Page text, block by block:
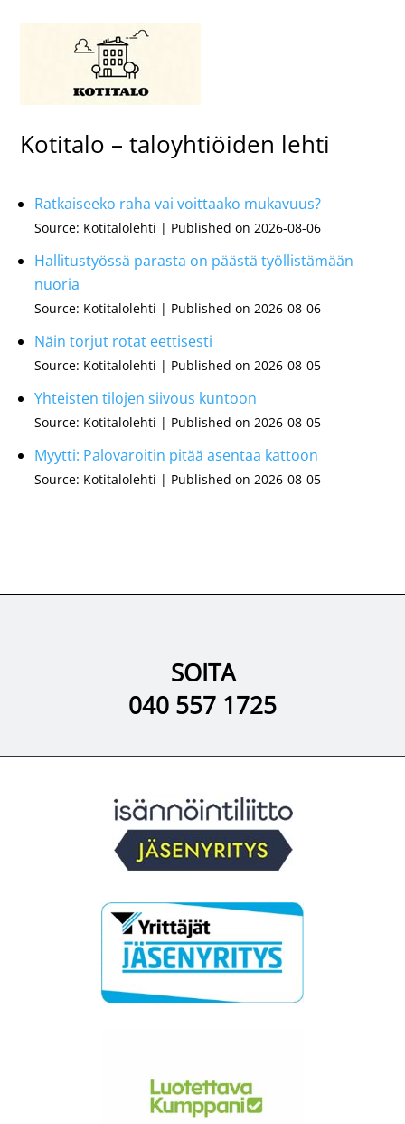
Kotitalo – taloyhtiöiden lehti
Ratkaiseeko raha vai voittaako mukavuus?
Source: Kotitalolehti Published on 2026-08-06
Hallitustyössä parasta on päästä työllistämään
nuoria
Source: Kotitalolehti Published on 2026-08-06
Näin torjut rotat eettisesti
Source: Kotitalolehti Published on 2026-08-05
Yhteisten tilojen siivous kuntoon
Source: Kotitalolehti Published on 2026-08-05
Myytti: Palovaroitin pitää asentaa kattoon
Source: Kotitalolehti Published on 2026-08-05
SOITA
040 557 1725